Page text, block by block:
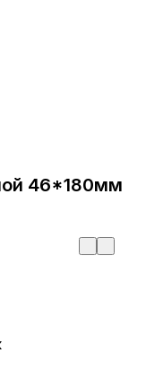
46*180мм